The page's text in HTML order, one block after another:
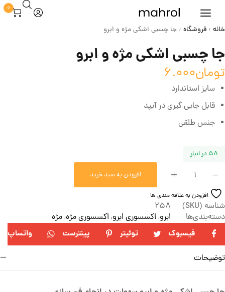
0
خانه / فروشگاه / جا چسبی اشکی مژه و ابرو
جا چسبی اشکی مژه و ابرو
تومان6.000
سایز استاندارد
قابل جایی گیری در آیپد
جنس طلقی
58 در انبار
افزودن به سبد خرید
افزودن به علاقه مندی ها
شناسه (SKU)
258
دسته‌بندی‌ها
ابرو, اکسسوری ابرو, اکسسوری مژه,مژه
فیسبوک
توئیتر پینترست واتساپ
توضیحات